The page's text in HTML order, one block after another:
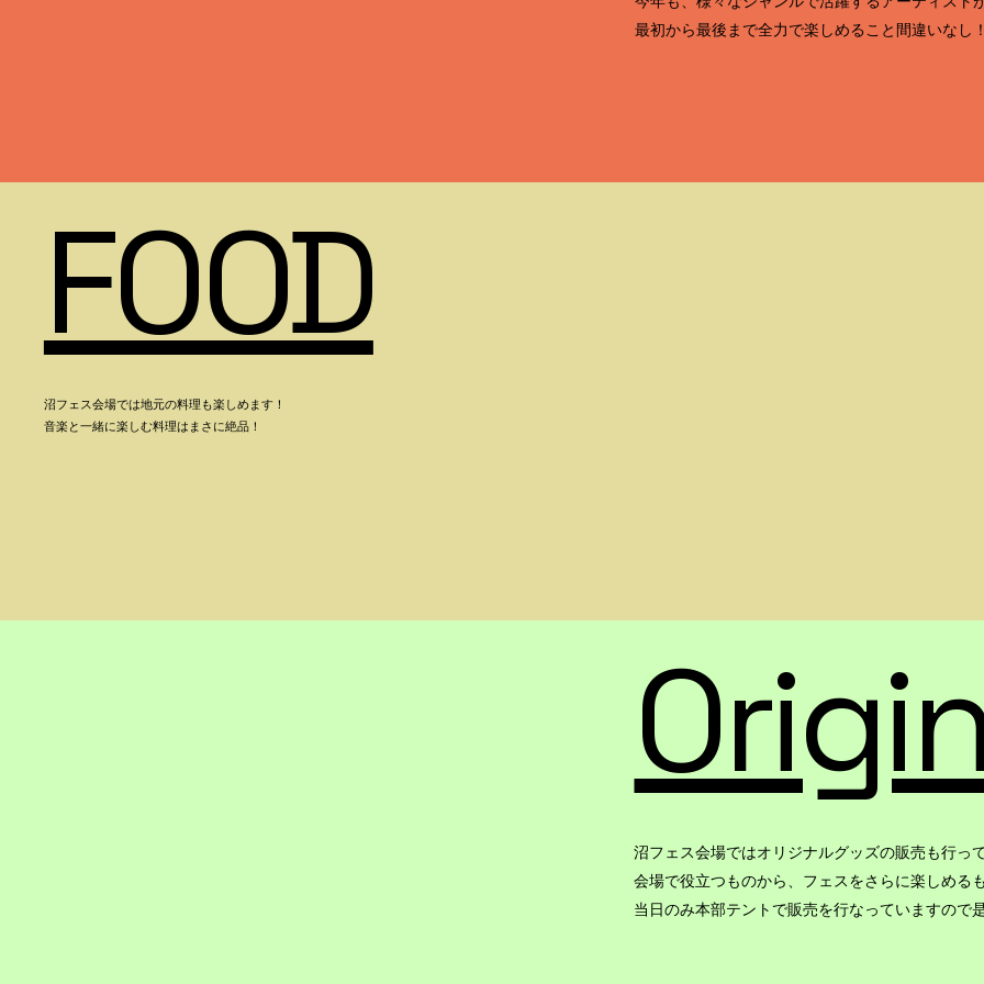
最初から最後まで全力で楽しめること間違いなし！
FOOD
沼フェス会場では地元の料理も楽しめます！
音楽と一緒に楽しむ料理はまさに絶品！​
沼フェス会場ではオリジナルグッズの販売も行っ
会場で役立つものから、フェスをさらに楽しめる
当日のみ本部テントで販売を行なっていますので